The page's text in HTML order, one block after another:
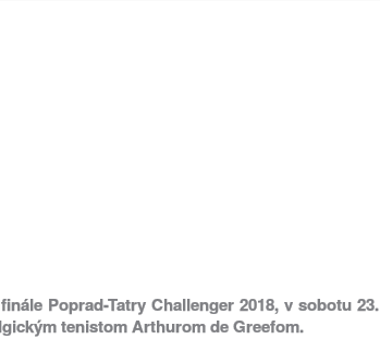
Poprad-Tatry Challenger 2018, v sobotu 23.
tenistom Arthurom de Greefom.